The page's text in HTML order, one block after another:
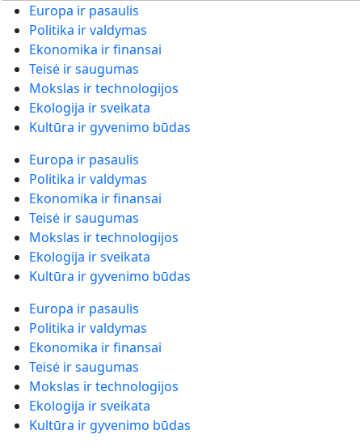
Europa ir pasaulis
Politika ir valdymas
Ekonomika ir finansai
Teisė ir saugumas
Mokslas ir technologijos
Ekologija ir sveikata
Kultūra ir gyvenimo būdas
Europa ir pasaulis
Politika ir valdymas
Ekonomika ir finansai
Teisė ir saugumas
Mokslas ir technologijos
Ekologija ir sveikata
Kultūra ir gyvenimo būdas
Europa ir pasaulis
Politika ir valdymas
Ekonomika ir finansai
Teisė ir saugumas
Mokslas ir technologijos
Ekologija ir sveikata
Kultūra ir gyvenimo būdas